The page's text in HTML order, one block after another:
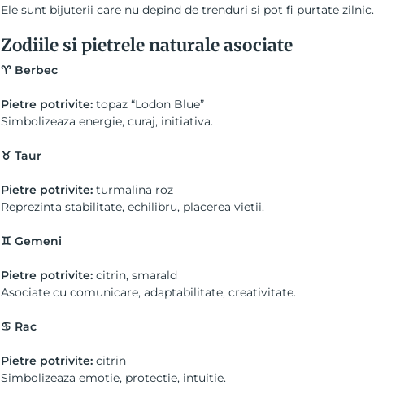
Ele sunt bijuterii care nu depind de trenduri si pot fi purtate zilnic.
Zodiile si pietrele naturale asociate
♈ Berbec
Pietre potrivite: topaz “Lodon Blue”
Simbolizeaza energie, curaj, initiativa.
♉ Taur
Pietre potrivite: turmalina roz
Reprezinta stabilitate, echilibru, placerea vietii.
♊ Gemeni
Pietre potrivite: citrin, smarald
Asociate cu comunicare, adaptabilitate, creativitate.
♋ Rac
Pietre potrivite: citrin
Simbolizeaza emotie, protectie, intuitie.